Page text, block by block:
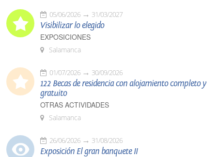
05/06/2026 31/03/2027
Visibilizar lo elegido
EXPOSICIONES
Salamanca
01/07/2026 30/09/2026
122 Becas de residencia con alojamiento completo y
gratuito
OTRAS ACTIVIDADES
Salamanca
26/06/2026 31/08/2026
Exposición El gran banquete II